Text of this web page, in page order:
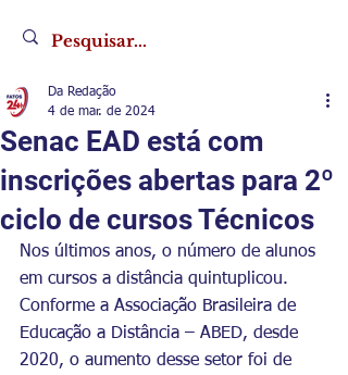
Senac EAD está com
inscrições abertas para 2º
ciclo de cursos Técnicos
Da Redação
4 de mar. de 2024
Nos últimos anos, o número de alunos
em cursos a distância quintuplicou.
Conforme a Associação Brasileira de
Educação a Distância – ABED, desde
2020, o aumento desse setor foi de